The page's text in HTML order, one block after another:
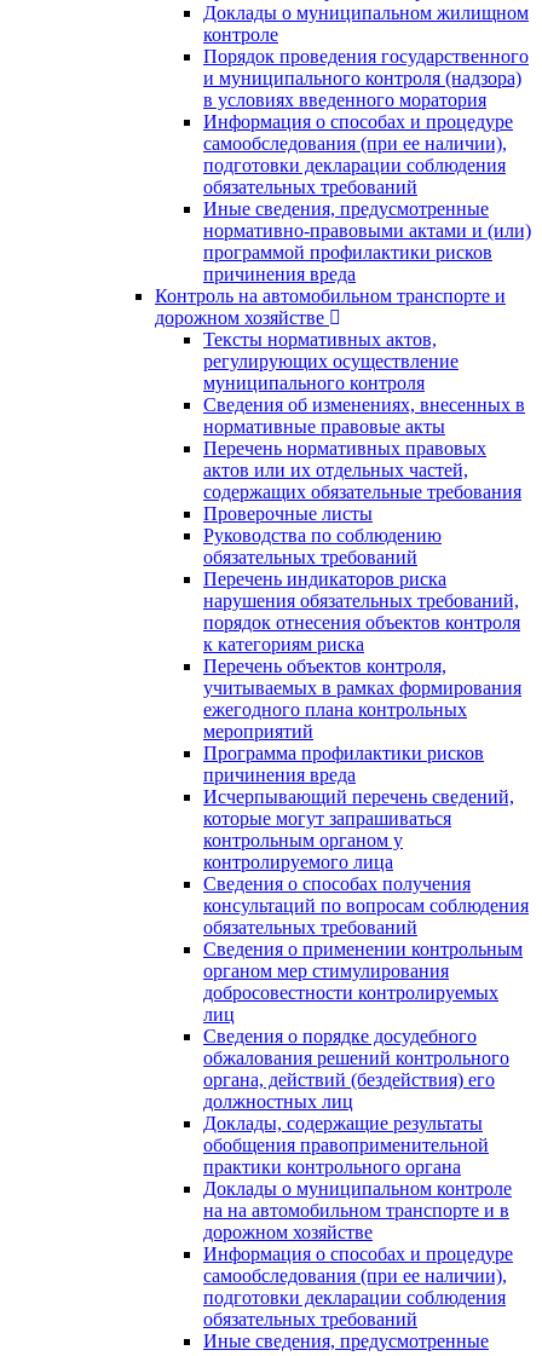
Доклады о муниципальном жилищном
контроле
Порядок проведения государственного
и муниципального контроля (надзора)
в условиях введенного моратория
Информация о способах и процедуре
самообследования (при ее наличии),
подготовки декларации соблюдения
обязательных требований
Иные сведения, предусмотренные
нормативно-правовыми актами и (или)
программой профилактики рисков
причинения вреда
Контроль на автомобильном транспорте и
дорожном хозяйстве
Тексты нормативных актов,
регулирующих осуществление
муниципального контроля
Сведения об изменениях, внесенных в
нормативные правовые акты
Перечень нормативных правовых
актов или их отдельных частей,
содержащих обязательные требования
Проверочные листы
Руководства по соблюдению
обязательных требований
Перечень индикаторов риска
нарушения обязательных требований,
порядок отнесения объектов контроля
к категориям риска
Перечень объектов контроля,
учитываемых в рамках формирования
ежегодного плана контрольных
мероприятий
Программа профилактики рисков
причинения вреда
Исчерпывающий перечень сведений,
которые могут запрашиваться
контрольным органом у
контролируемого лица
Сведения о способах получения
консультаций по вопросам соблюдения
обязательных требований
Сведения о применении контрольным
органом мер стимулирования
добросовестности контролируемых
лиц
Сведения о порядке досудебного
обжалования решений контрольного
органа, действий (бездействия) его
должностных лиц
Доклады, содержащие результаты
обобщения правоприменительной
практики контрольного органа
Доклады о муниципальном контроле
на на автомобильном транспорте и в
дорожном хозяйстве
Информация о способах и процедуре
самообследования (при ее наличии),
подготовки декларации соблюдения
обязательных требований
Иные сведения, предусмотренные